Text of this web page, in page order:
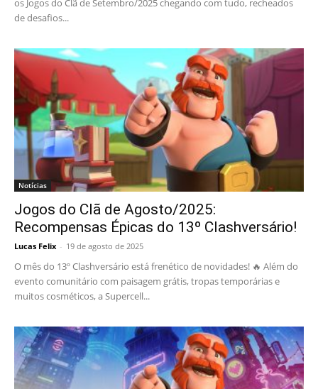
os Jogos do Clã de Setembro/2025 chegando com tudo, recheados
de desafios...
Notícias
Jogos do Clã de Agosto/2025:
Recompensas Épicas do 13º Clashversário!
Lucas Felix - 19 de agosto de 2025
O mês do 13º Clashversário está frenético de novidades! 🔥 Além do
evento comunitário com paisagem grátis, tropas temporárias e
muitos cosméticos, a Supercell...